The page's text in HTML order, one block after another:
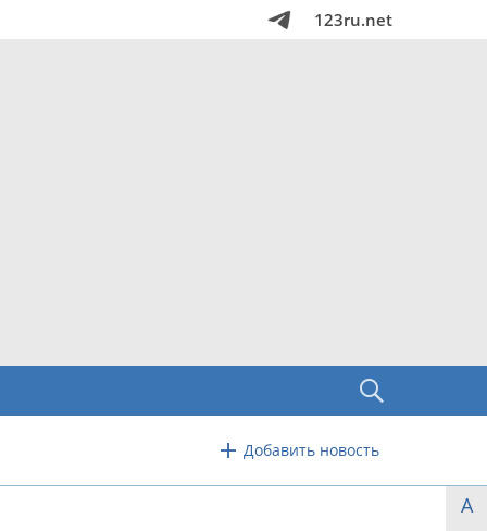
123ru.net
Добавить новость
А